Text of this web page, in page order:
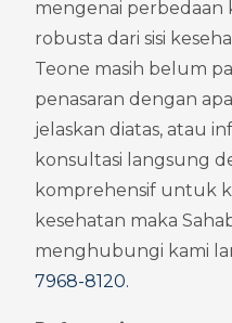
mengenai perbedaan
robusta dari sisi
Teone masih belum
penasaran dengan
jelaskan diatas, atau
konsultasi langsung
komprehensif untuk
kesehatan maka
menghubungi kami
7968-8120.